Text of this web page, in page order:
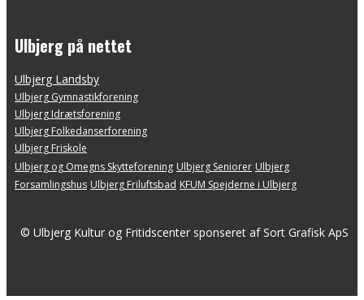
Ulbjerg på nettet
Ulbjerg Landsby
Ulbjerg Gymnastikforening
Ulbjerg Idrætsforening
Ulbjerg Folkedanserforening
Ulbjerg Friskole
Ulbjerg og Omegns Skytteforening Ulbjerg ​Seniorer Ulbjerg
Forsamlingshus Ulbjerg Friluftsbad KFUM Spejderne i Ulbjerg
© Ulbjerg Kultur og Fritidscenter sponseret af Sort Grafisk ApS